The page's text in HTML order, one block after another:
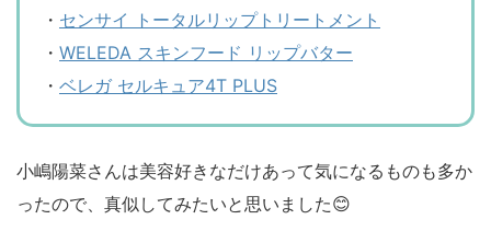
・ センサイ トータルリップトリートメント
・ WELEDA スキンフード リップバター
・ ベレガ セルキュア4T PLUS
小嶋陽菜さんは美容好きなだけあって気になるものも多か
ったので、真似してみたいと思いました😊